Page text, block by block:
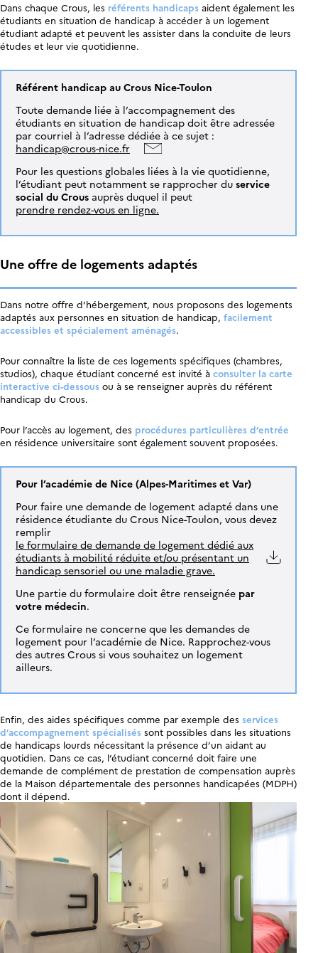
Dans chaque Crous, les référents handicaps aident également les
étudiants en situation de handicap à accéder à un logement
étudiant adapté et peuvent les assister dans la conduite de leurs
études et leur vie quotidienne.
Référent handicap au Crous Nice-Toulon
Toute demande liée à l’accompagnement des
étudiants en situation de handicap doit être adressée
par courriel à l’adresse dédiée à ce sujet :
handicap@crous-nice.fr
Pour les questions globales liées à la vie quotidienne,
l’étudiant peut notamment se rapprocher du service
social du Crous auprès duquel il peut
prendre rendez-vous en ligne.
Une offre de logements adaptés
Dans notre offre d’hébergement, nous proposons des logements
adaptés aux personnes en situation de handicap, facilement
accessibles et spécialement aménagés.
Pour connaître la liste de ces logements spécifiques (chambres,
studios), chaque étudiant concerné est invité à consulter la carte
interactive ci-dessous ou à se renseigner auprès du référent
handicap du Crous.
Pour l’accès au logement, des procédures particulières d’entrée
en résidence universitaire sont également souvent proposées.
Pour l’académie de Nice (Alpes-Maritimes et Var)
Pour faire une demande de logement adapté dans une
résidence étudiante du Crous Nice-Toulon, vous devez
remplir
le formulaire de demande de logement dédié aux
étudiants à mobilité réduite et/ou présentant un
handicap sensoriel ou une maladie grave.
Une partie du formulaire doit être renseignée par
votre médecin.
Ce formulaire ne concerne que les demandes de
logement pour l’académie de Nice. Rapprochez-vous
des autres Crous si vous souhaitez un logement
ailleurs.
Enfin, des aides spécifiques comme par exemple des services
d’accompagnement spécialisés sont possibles dans les situations
de handicaps lourds nécessitant la présence d’un aidant au
quotidien. Dans ce cas, l’étudiant concerné doit faire une
demande de complément de prestation de compensation auprès
de la Maison départementale des personnes handicapées (MDPH)
dont il dépend.